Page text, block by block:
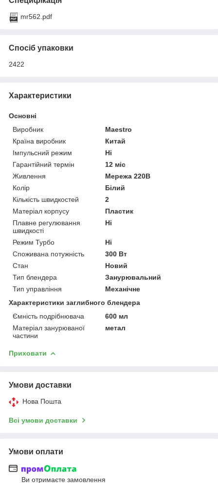
mr562.pdf
Спосіб упаковки
2422
Характеристики
Основні
Виробник
Maestro
Країна виробник
Китай
Імпульсний режим
Ні
Гарантійний термін
12 міс
Живлення
Мережа 220В
Колір
Білий
Кількість швидкостей
2
Матеріал корпусу
Пластик
Плавне регулювання
швидкості
Ні
Режим Турбо
Ні
Споживана потужність
300 Вт
Стан
Новий
Тип блендера
Занурювальний
Тип управління
Механічне
Характеристики заглибного блендера
Ємність подрібнювача
600 мл
Матеріал занурюваної
частини
метал
Приховати
Умови доставки
Нова Пошта
Всі умови доставки
Умови оплати
Ви отримаєте замовлення